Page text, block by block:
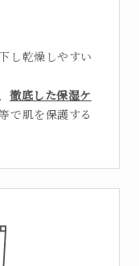
し乾燥しやすい
徹底した保湿ケ
で肌を保護する